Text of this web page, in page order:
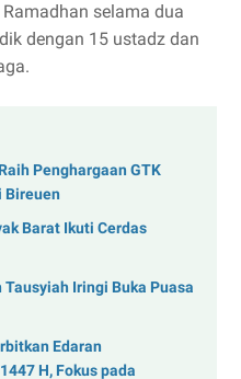
selama dua
dengan 15 ustadz dan
Penghargaan GTK
Bireuen
Barat Ikuti Cerdas
Iringi Buka Puasa
Edaran
H, Fokus pada